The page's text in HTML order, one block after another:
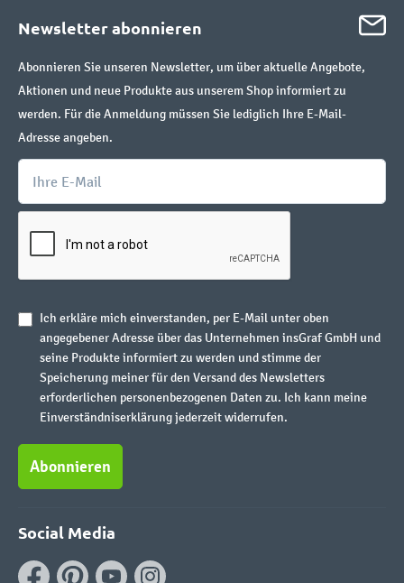
Newsletter abonnieren
Abonnieren Sie unseren Newsletter, um über aktuelle Angebote,
Aktionen und neue Produkte aus unserem Shop informiert zu
werden. Für die Anmeldung müssen Sie lediglich Ihre E-Mail-
Adresse angeben.
Ich erkläre mich einverstanden, per E-Mail unter oben
angegebener Adresse über das Unternehmen insGraf GmbH und
seine Produkte informiert zu werden und stimme der
Speicherung meiner für den Versand des Newsletters
erforderlichen personenbezogenen Daten zu. Ich kann meine
Einverständniserklärung jederzeit widerrufen.
Abonnieren
Social Media